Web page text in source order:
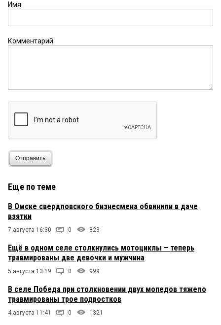
Имя
Комментарий
Отправить
Еще по теме
В Омске свердловского бизнесмена обвинили в даче
взятки
7 августа 16:30 0 823
Ещё в одном селе столкнулись мотоциклы – теперь
травмированы две девочки и мужчина
5 августа 13:19 0 999
В селе Победа при столкновении двух мопедов тяжело
травмированы трое подростков
4 августа 11:41 0 1321